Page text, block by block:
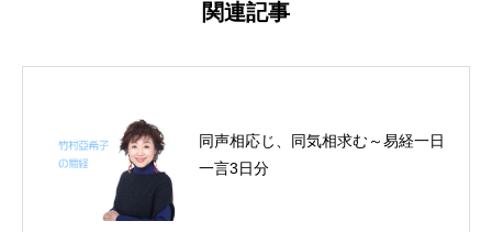
関連記事
同声相応じ、同気相求む～易経一日
一言3日分